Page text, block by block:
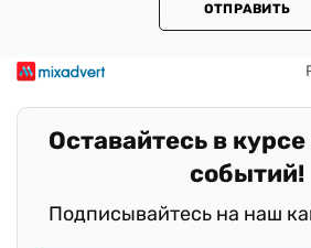
ОТПРАВИТЬ
Оставайтесь в
событий!
Подписывайтесь на наш